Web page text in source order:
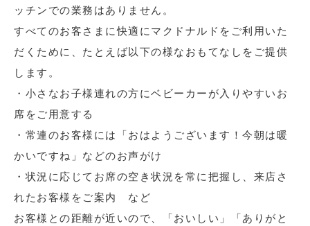
ッチンでの業務はありません。
すべてのお客さまに快適にマクドナルドをご利用いた
だくために、たとえば以下の様なおもてなしをご提供
します。
・小さなお子様連れの方にベビーカーが入りやすいお
席をご用意する
・常連のお客様には「おはようございます！今朝は暖
かいですね」などのお声がけ
・状況に応じてお席の空き状況を常に把握し、来店さ
れたお客様をご案内 など
お客様との距離が近いので、「おいしい」「ありがと